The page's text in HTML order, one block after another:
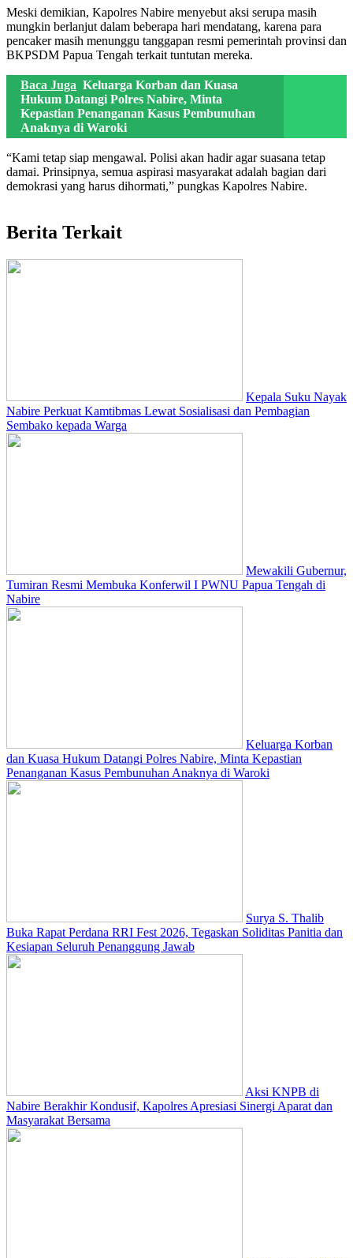
Meski demikian, Kapolres Nabire menyebut aksi serupa masih
mungkin berlanjut dalam beberapa hari mendatang, karena para
pencaker masih menunggu tanggapan resmi pemerintah provinsi dan
BKPSDM Papua Tengah terkait tuntutan mereka.
Baca Juga Keluarga Korban dan Kuasa
Hukum Datangi Polres Nabire, Minta
Kepastian Penanganan Kasus Pembunuhan
Anaknya di Waroki
“Kami tetap siap mengawal. Polisi akan hadir agar suasana tetap
damai. Prinsipnya, semua aspirasi masyarakat adalah bagian dari
demokrasi yang harus dihormati,” pungkas Kapolres Nabire.
Berita Terkait
Kepala Suku Nayak
Nabire Perkuat Kamtibmas Lewat Sosialisasi dan Pembagian
Sembako kepada Warga
Mewakili Gubernur,
Tumiran Resmi Membuka Konferwil I PWNU Papua Tengah di
Nabire
Keluarga Korban
dan Kuasa Hukum Datangi Polres Nabire, Minta Kepastian
Penanganan Kasus Pembunuhan Anaknya di Waroki
Surya S. Thalib
Buka Rapat Perdana RRI Fest 2026, Tegaskan Soliditas Panitia dan
Kesiapan Seluruh Penanggung Jawab
Aksi KNPB di
Nabire Berakhir Kondusif, Kapolres Apresiasi Sinergi Aparat dan
Masyarakat Bersama